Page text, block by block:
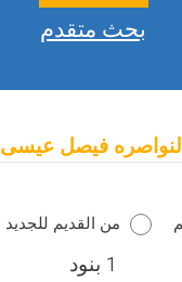
بحث متقدم
فيصل عيسى
من القديم للجديد
1 بنود